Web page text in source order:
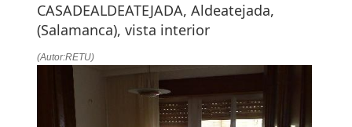
CASADEALDEATEJADA, Aldeatejada,
(Salamanca), vista interior
(Autor:RETU)